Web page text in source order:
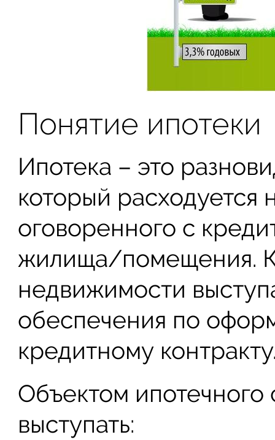
Понятие ипотеки
Ипотека – это
который
оговоренного с
жилища/помещения.
недвижимости
обеспечения по
кредитному
Объектом
выступать: